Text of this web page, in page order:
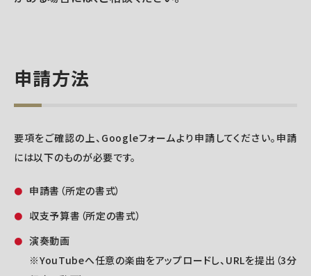
申請方法
要項をご確認の上、Googleフォームより申請してください。申請
には以下のものが必要です。
申請書（所定の書式）
収支予算書（所定の書式）
演奏動画
※YouTubeへ任意の楽曲をアップロードし、URLを提出（3分